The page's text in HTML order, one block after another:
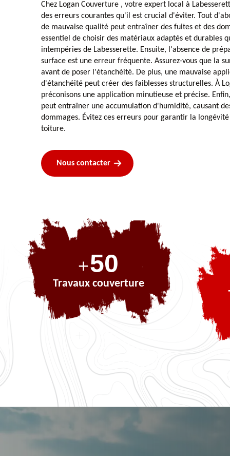
Chez Logan Couverture , votre expert local à
des erreurs courantes qu'il est crucial d'éviter. Tout
de mauvaise qualité peut entraîner des fuites et des
essentiel de choisir des matériaux adaptés et durables
intempéries de Labesserette. Ensuite, l'absence de
surface est une erreur fréquente. Assurez-vous que la
avant de poser l'étanchéité. De plus, une mauvaise
d'étanchéité peut créer des faiblesses structurelles. À
préconisons une application minutieuse et précise.
peut entraîner une accumulation d'humidité, causant
dommages. Évitez ces erreurs pour garantir la
toiture.
Nous contacter
+73
Travaux couverture